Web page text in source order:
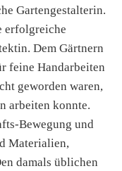
Gartengestalterin.
erfolgreiche
Dem Gärtnern
feine Handarbeiten
geworden waren,
arbeiten konnte.
Bewegung und
Materialien,
damals üblichen